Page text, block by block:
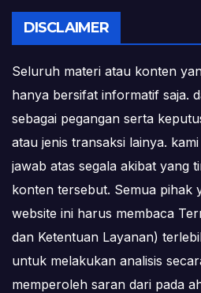
DISCLAIMER
Seluruh materi atau konten
hanya bersifat informatif saja.
sebagai pegangan serta
atau jenis transaksi lainya.
jawab atas segala akibat yang
konten tersebut. Semua pihak
website ini harus membaca
dan Ketentuan Layanan)
untuk melakukan analisis
memperoleh saran dari pada